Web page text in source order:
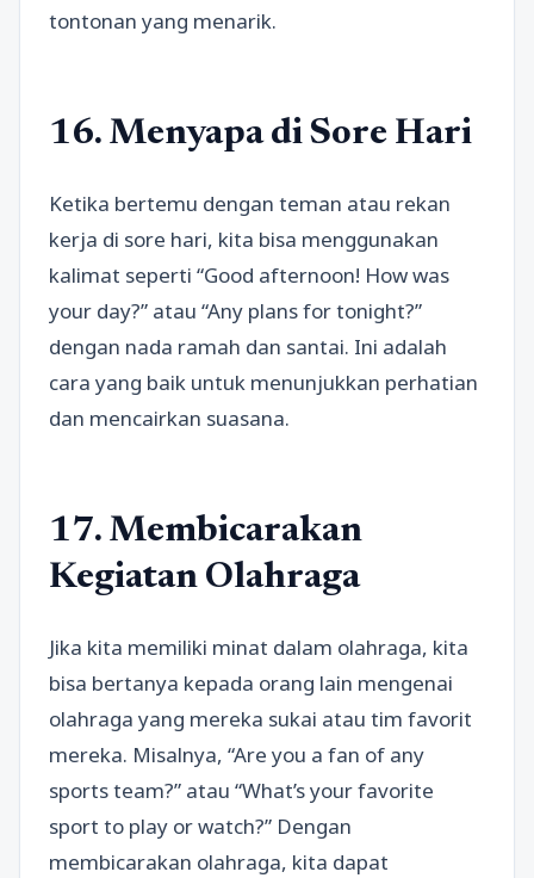
tontonan yang menarik.
16. Menyapa di Sore Hari
Ketika bertemu dengan teman atau rekan
kerja di sore hari, kita bisa menggunakan
kalimat seperti “Good afternoon! How was
your day?” atau “Any plans for tonight?”
dengan nada ramah dan santai. Ini adalah
cara yang baik untuk menunjukkan perhatian
dan mencairkan suasana.
17. Membicarakan
Kegiatan Olahraga
Jika kita memiliki minat dalam olahraga, kita
bisa bertanya kepada orang lain mengenai
olahraga yang mereka sukai atau tim favorit
mereka. Misalnya, “Are you a fan of any
sports team?” atau “What’s your favorite
sport to play or watch?” Dengan
membicarakan olahraga, kita dapat